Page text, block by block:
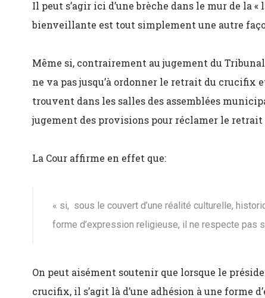
Il peut s’agir ici d’une brèche dans le mur de la
bienveillante est tout simplement une autre
Même si, contrairement au jugement du
ne va pas jusqu’à ordonner le retrait du crucifix
trouvent dans les salles des assemblées
jugement des provisions pour réclamer le
La Cour affirme en effet que:
« si, sous le couvert d’une réalité culturelle,
forme d’expression religieuse, il ne respecte pas
On peut aisément soutenir que lorsque le
crucifix, il s’agit là d’une adhésion à une forme